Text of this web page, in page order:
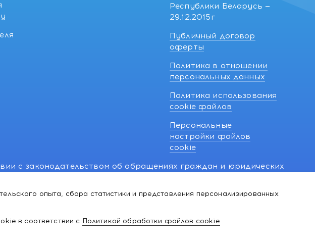
опыта, сбора статистики и представления персонализированных
в соответствии с Политикой обработки файлов cookie
Республики Беларусь —
29.12.2015г
Публичный договор
оферты
Политика в отношении
персональных данных
Политика использования
cookie файлов
Персональные
настройки файлов
cookie
с законодательством об обращениях граждан и юридических
покупателей о нарушении их прав, предусмотренных
операторов), info@kakvapteke.by